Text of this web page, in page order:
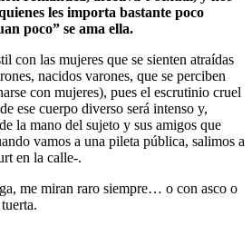
les importa bastante poco
poco” se ama ella.
con las mujeres que se sienten atraídas
nacidos varones, que se perciben
con mujeres), pues el escrutinio cruel
ese cuerpo diverso será intenso y,
la mano del sujeto y sus amigos que
vamos a una pileta pública, salimos a
en la calle-.
me miran raro siempre… o con asco o